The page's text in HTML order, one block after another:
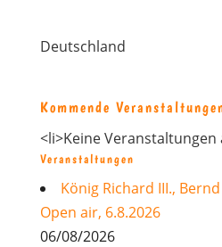
Deutschland
Kommende
<li>Keine
Veranstaltungen
König Richard III.,
Open air, 6.8.2026
06/08/2026